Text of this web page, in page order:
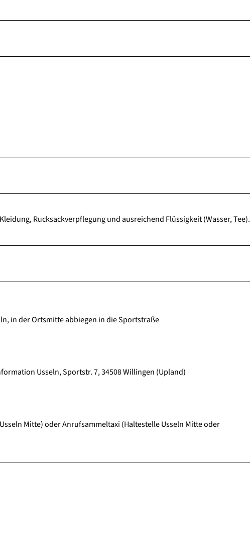
Rucksackverpflegung und ausreichend Flüssigkeit (Wasser, Tee).
in der Ortsmitte abbiegen in die Sportstraße
Usseln, Sportstr. 7, 34508 Willingen (Upland)
Mitte) oder Anrufsammeltaxi (Haltestelle Usseln Mitte oder